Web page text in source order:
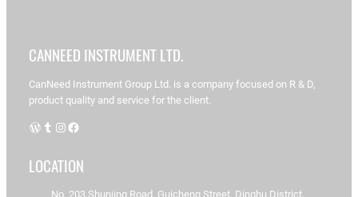
Produkt
Ergebnisse
1 – 16 von
werden
CANNEED INSTRUMENT LTD.
CanNeed Instrument Group Ltd. is a company focused on R & D,
product quality and service for the client.
WordPress Instagram Facebook
LOCATION
No. 203 Shunjing Road, Guicheng Street, Dinghu District,